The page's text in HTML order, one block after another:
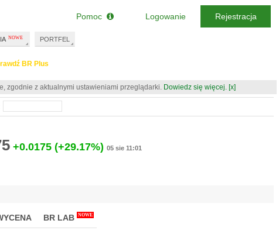
BR Plus
zgodnie z aktualnymi ustawieniami przeglądarki. Dowiedz się więcej. [x]
+0.0175 (+29.17%) 05 sie 11:01
BR LAB NOWE
PORTFEL
Pomoc Logowanie Rejestracja